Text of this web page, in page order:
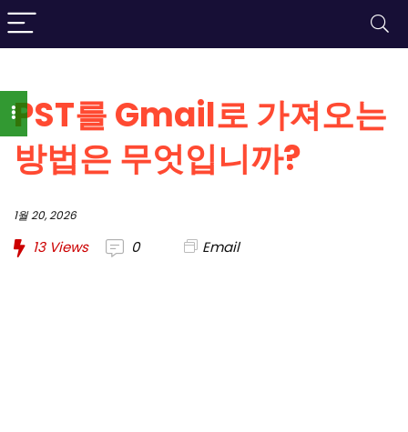
PST를 Gmail로 가져오는
방법은 무엇입니까?
1월 20, 2026
13Views 0 Email